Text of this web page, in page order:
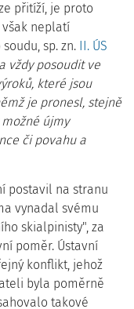
přitíží, je proto
však neplatí
sp. zn. II. ÚS
vždy posoudit ve
které jsou
je pronesl, stejně
újmy
či povahu a
postavil na stranu
vynadal svému
skialpinisty", za
poměr. Ústavní
konflikt, jehož
byla poměrně
takové